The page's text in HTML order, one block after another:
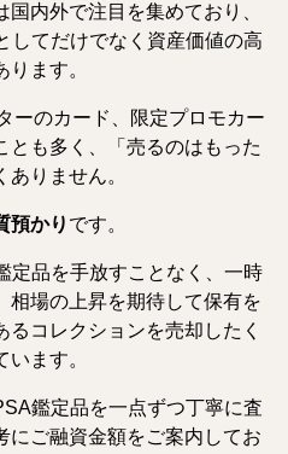
内外で注目を集めており、
してだけでなく資産価値の高
ます。
ーのカード、限定プロモカー
とも多く、「売るのはもった
りません。
預かり です。
定品を手放すことなく、一時
相場の上昇を期待して保有を
コレクションを売却したく
ます。
鑑定品を一点ずつ丁寧に査
にご融資金額をご案内してお